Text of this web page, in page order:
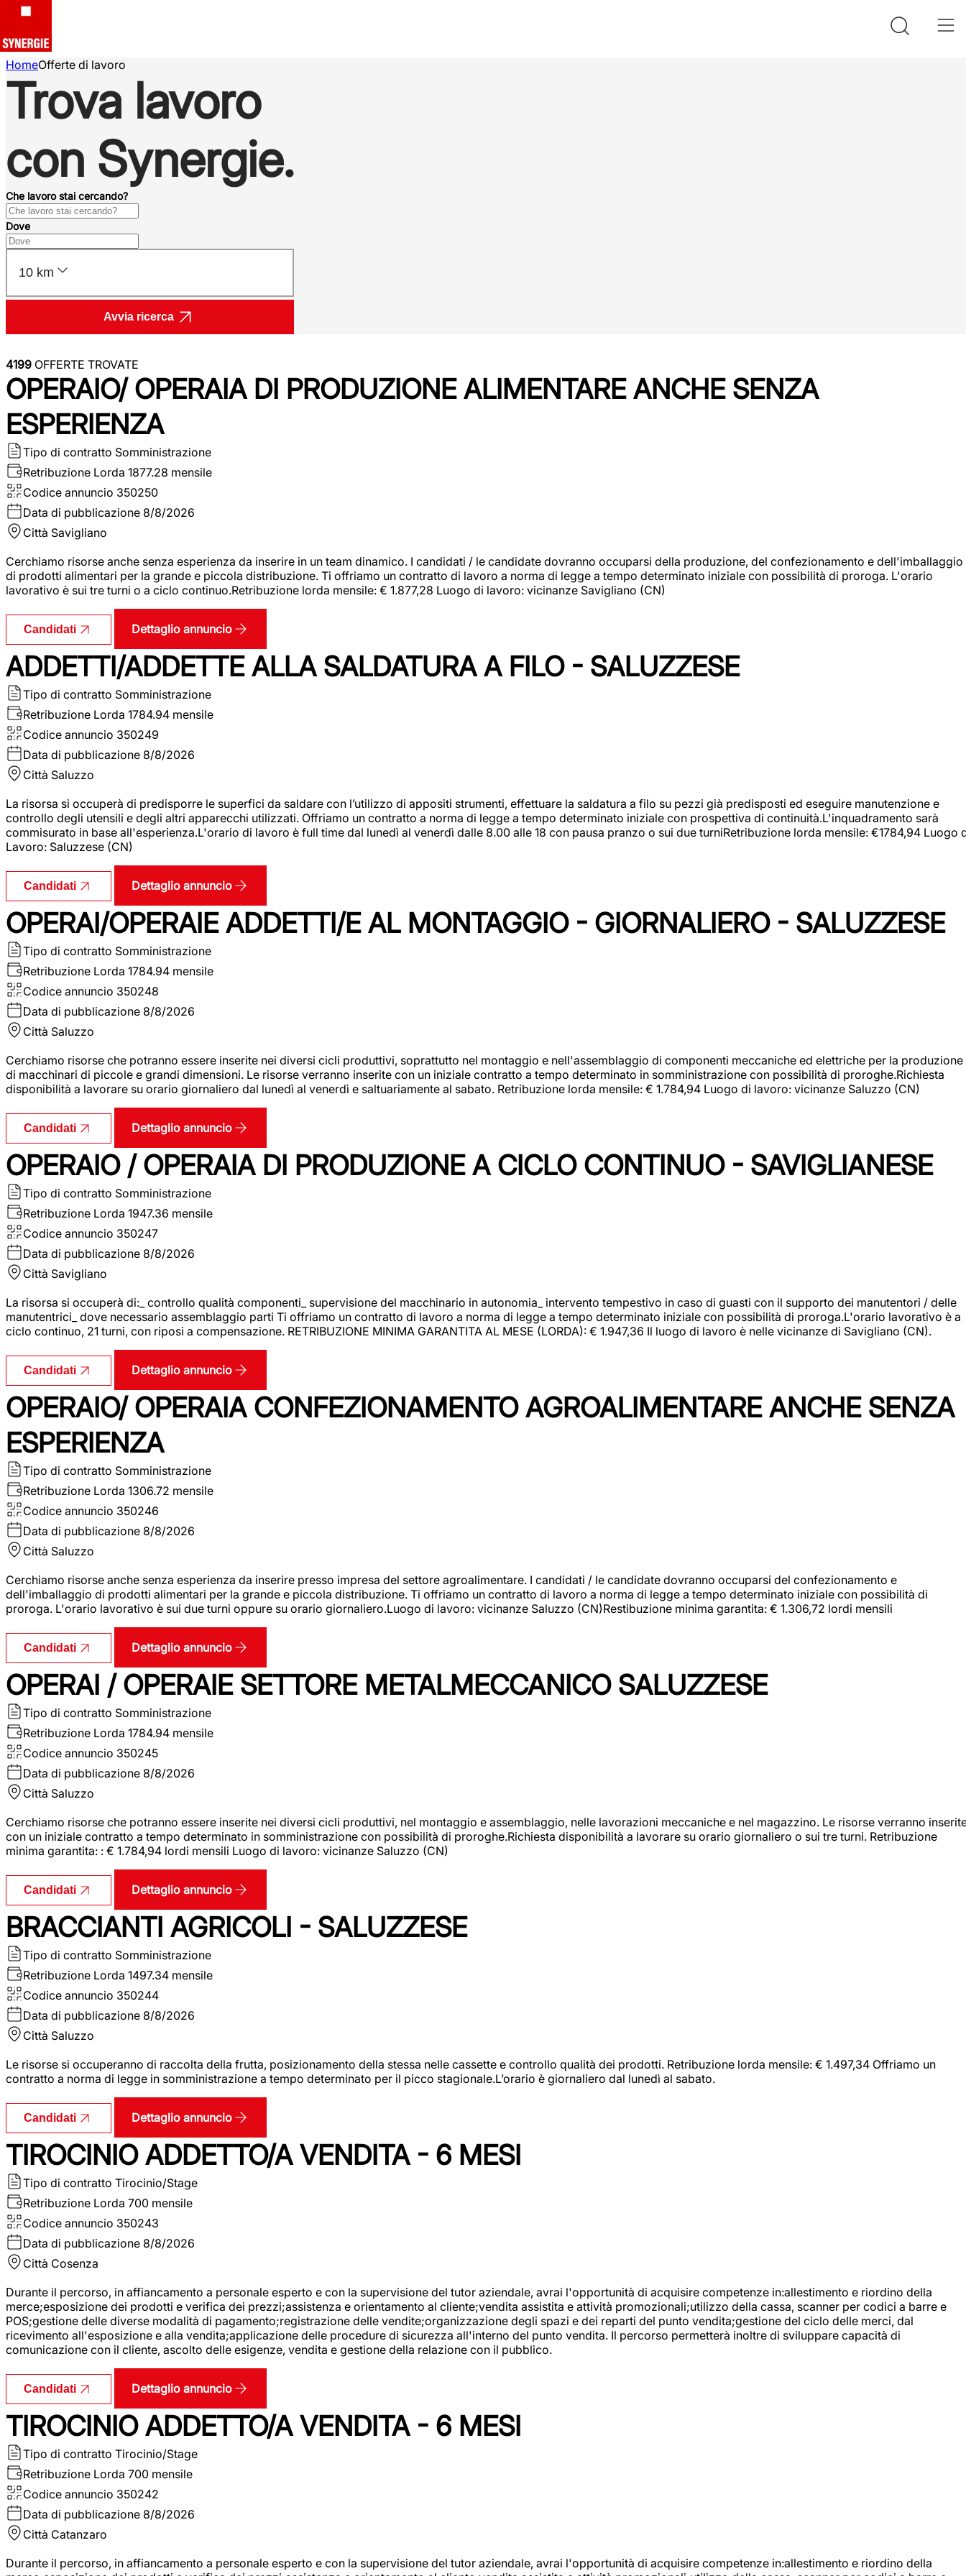
HomeOfferte di lavoro
Trova lavoro
con Synergie.
Che lavoro stai cercando?
Dove
10 km
Avvia ricerca
4199 OFFERTE TROVATE
OPERAIO/ OPERAIA DI PRODUZIONE ALIMENTARE ANCHE SENZA
ESPERIENZA
Tipo di contratto Somministrazione
Retribuzione Lorda 1877.28 mensile
Codice annuncio 350250
Data di pubblicazione 8/8/2026
Città Savigliano
Cerchiamo risorse anche senza esperienza da inserire in un team dinamico. I candidati / le candidate dovranno occuparsi della produzione, del confezionamento e dell'imballaggio
di prodotti alimentari per la grande e piccola distribuzione. Ti offriamo un contratto di lavoro a norma di legge a tempo determinato iniziale con possibilità di proroga. L'orario
lavorativo è sui tre turni o a ciclo continuo.Retribuzione lorda mensile: € 1.877,28 Luogo di lavoro: vicinanze Savigliano (CN)
Candidati Dettaglio annuncio
ADDETTI/ADDETTE ALLA SALDATURA A FILO - SALUZZESE
Tipo di contratto Somministrazione
Retribuzione Lorda 1784.94 mensile
Codice annuncio 350249
Data di pubblicazione 8/8/2026
Città Saluzzo
La risorsa si occuperà di predisporre le superfici da saldare con l’utilizzo di appositi strumenti, effettuare la saldatura a filo su pezzi già predisposti ed eseguire manutenzione e
controllo degli utensili e degli altri apparecchi utilizzati. Offriamo un contratto a norma di legge a tempo determinato iniziale con prospettiva di continuità.L'inquadramento sarà
commisurato in base all'esperienza.L'orario di lavoro è full time dal lunedì al venerdì dalle 8.00 alle 18 con pausa pranzo o sui due turniRetribuzione lorda mensile: €1784,94 Luogo
Lavoro: Saluzzese (CN)
Candidati Dettaglio annuncio
OPERAI/OPERAIE ADDETTI/E AL MONTAGGIO - GIORNALIERO - SALUZZESE
Tipo di contratto Somministrazione
Retribuzione Lorda 1784.94 mensile
Codice annuncio 350248
Data di pubblicazione 8/8/2026
Città Saluzzo
Cerchiamo risorse che potranno essere inserite nei diversi cicli produttivi, soprattutto nel montaggio e nell'assemblaggio di componenti meccaniche ed elettriche per la produzione
di macchinari di piccole e grandi dimensioni. Le risorse verranno inserite con un iniziale contratto a tempo determinato in somministrazione con possibilità di proroghe.Richiesta
disponibilità a lavorare su orario giornaliero dal lunedì al venerdì e saltuariamente al sabato. Retribuzione lorda mensile: € 1.784,94 Luogo di lavoro: vicinanze Saluzzo (CN)
Candidati Dettaglio annuncio
OPERAIO / OPERAIA DI PRODUZIONE A CICLO CONTINUO - SAVIGLIANESE
Tipo di contratto Somministrazione
Retribuzione Lorda 1947.36 mensile
Codice annuncio 350247
Data di pubblicazione 8/8/2026
Città Savigliano
La risorsa si occuperà di:_ controllo qualità componenti_ supervisione del macchinario in autonomia_ intervento tempestivo in caso di guasti con il supporto dei manutentori / delle
manutentrici_ dove necessario assemblaggio parti Ti offriamo un contratto di lavoro a norma di legge a tempo determinato iniziale con possibilità di proroga.L'orario lavorativo è a
ciclo continuo, 21 turni, con riposi a compensazione. RETRIBUZIONE MINIMA GARANTITA AL MESE (LORDA): € 1.947,36 Il luogo di lavoro è nelle vicinanze di Savigliano (CN).
Candidati Dettaglio annuncio
OPERAIO/ OPERAIA CONFEZIONAMENTO AGROALIMENTARE ANCHE SENZA
ESPERIENZA
Tipo di contratto Somministrazione
Retribuzione Lorda 1306.72 mensile
Codice annuncio 350246
Data di pubblicazione 8/8/2026
Città Saluzzo
Cerchiamo risorse anche senza esperienza da inserire presso impresa del settore agroalimentare. I candidati / le candidate dovranno occuparsi del confezionamento e
dell'imballaggio di prodotti alimentari per la grande e piccola distribuzione. Ti offriamo un contratto di lavoro a norma di legge a tempo determinato iniziale con possibilità di
proroga. L'orario lavorativo è sui due turni oppure su orario giornaliero.Luogo di lavoro: vicinanze Saluzzo (CN)Restibuzione minima garantita: € 1.306,72 lordi mensili
Candidati Dettaglio annuncio
OPERAI / OPERAIE SETTORE METALMECCANICO SALUZZESE
Tipo di contratto Somministrazione
Retribuzione Lorda 1784.94 mensile
Codice annuncio 350245
Data di pubblicazione 8/8/2026
Città Saluzzo
Cerchiamo risorse che potranno essere inserite nei diversi cicli produttivi, nel montaggio e assemblaggio, nelle lavorazioni meccaniche e nel magazzino. Le risorse verranno
con un iniziale contratto a tempo determinato in somministrazione con possibilità di proroghe.Richiesta disponibilità a lavorare su orario giornaliero o sui tre turni. Retribuzione
minima garantita: : € 1.784,94 lordi mensili Luogo di lavoro: vicinanze Saluzzo (CN)
Candidati Dettaglio annuncio
BRACCIANTI AGRICOLI - SALUZZESE
Tipo di contratto Somministrazione
Retribuzione Lorda 1497.34 mensile
Codice annuncio 350244
Data di pubblicazione 8/8/2026
Città Saluzzo
Le risorse si occuperanno di raccolta della frutta, posizionamento della stessa nelle cassette e controllo qualità dei prodotti. Retribuzione lorda mensile: € 1.497,34 Offriamo un
contratto a norma di legge in somministrazione a tempo determinato per il picco stagionale.L’orario è giornaliero dal lunedì al sabato.
Candidati Dettaglio annuncio
TIROCINIO ADDETTO/A VENDITA - 6 MESI
Tipo di contratto Tirocinio/Stage
Retribuzione Lorda 700 mensile
Codice annuncio 350243
Data di pubblicazione 8/8/2026
Città Cosenza
Durante il percorso, in affiancamento a personale esperto e con la supervisione del tutor aziendale, avrai l'opportunità di acquisire competenze in:allestimento e riordino della
merce;esposizione dei prodotti e verifica dei prezzi;assistenza e orientamento al cliente;vendita assistita e attività promozionali;utilizzo della cassa, scanner per codici a barre e
POS;gestione delle diverse modalità di pagamento;registrazione delle vendite;organizzazione degli spazi e dei reparti del punto vendita;gestione del ciclo delle merci, dal
ricevimento all'esposizione e alla vendita;applicazione delle procedure di sicurezza all'interno del punto vendita. Il percorso permetterà inoltre di sviluppare capacità di
comunicazione con il cliente, ascolto delle esigenze, vendita e gestione della relazione con il pubblico.
Candidati Dettaglio annuncio
TIROCINIO ADDETTO/A VENDITA - 6 MESI
Tipo di contratto Tirocinio/Stage
Retribuzione Lorda 700 mensile
Codice annuncio 350242
Data di pubblicazione 8/8/2026
Città Catanzaro
Durante il percorso, in affiancamento a personale esperto e con la supervisione del tutor aziendale, avrai l'opportunità di acquisire competenze in:allestimento e riordino della